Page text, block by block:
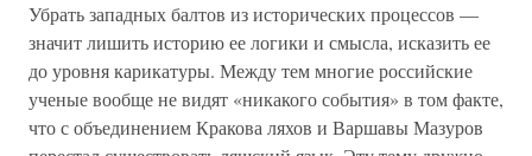
Убрать западных балтов из исторических процессов —
значит лишить историю ее логики и смысла, исказить ее
до уровня карикатуры. Между тем многие российские
ученые вообще не видят «никакого события» в том факте,
что с объединением Кракова ляхов и Варшавы Мазуров